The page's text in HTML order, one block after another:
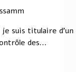
je suis titulaire d'un
des...